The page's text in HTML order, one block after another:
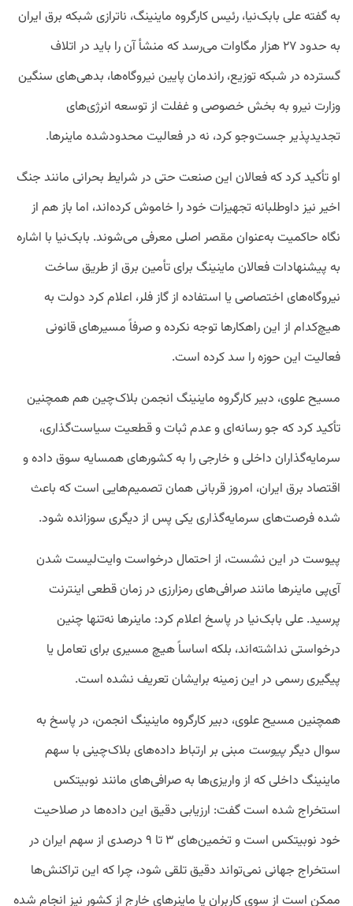
به گفته علی بابک‌نیا، رئیس کارگروه ماینینگ، ناترازی شبکه برق ایران
به حدود ۲۷ هزار مگاوات می‌رسد که منشأ آن را باید در اتلاف
گسترده در شبکه توزیع، راندمان پایین نیروگاه‌ها، بدهی‌های سنگین
وزارت نیرو به بخش خصوصی و غفلت از توسعه انرژی‌های
تجدیدپذیر جست‌وجو کرد، نه در فعالیت محدودشده ماینرها.
او تأکید کرد که فعالان این صنعت حتی در شرایط بحرانی مانند جنگ
اخیر نیز داوطلبانه تجهیزات خود را خاموش کرده‌اند، اما باز هم از
نگاه حاکمیت به‌عنوان مقصر اصلی معرفی می‌شوند. بابک‌نیا با اشاره
به پیشنهادات فعالان ماینینگ برای تأمین برق از طریق ساخت
نیروگاه‌های اختصاصی یا استفاده از گاز فلر، اعلام کرد دولت به
هیچ‌کدام از این راهکارها توجه نکرده و صرفاً مسیرهای قانونی
فعالیت این حوزه را سد کرده است.
مسیح علوی، دبیر کارگروه ماینینگ انجمن بلاک‌چین هم همچنین
تأکید کرد که جو رسانه‌ای و عدم ثبات و قطعیت سیاست‌گذاری،
سرمایه‌گذاران داخلی و خارجی را به کشورهای همسایه سوق داده و
اقتصاد برق ایران، امروز قربانی همان تصمیم‌هایی است که باعث
شده فرصت‌های سرمایه‌گذاری یکی پس از دیگری سوزانده شود.
پیوست در این نشست، از احتمال درخواست وایت‌لیست شدن
آی‌پی‌ ماینرها مانند صرافی‌های رمزارزی در زمان قطعی اینترنت
پرسید. علی بابک‌نیا در پاسخ اعلام کرد: ماینرها نه‌تنها چنین
درخواستی نداشته‌اند، بلکه اساساً هیچ مسیری برای تعامل یا
پیگیری رسمی در این زمینه برایشان تعریف نشده است.
همچنین مسیح علوی، دبیر کارگروه ماینینگ انجمن، در پاسخ به
سوال دیگرپیوست مبنی بر ارتباط داده‌های بلاک‌چینی با سهم
ماینینگ داخلی که از واریزی‌ها به صرافی‌های مانند نوبیتکس
استخراج شده است گفت: ارزیابی دقیق این داده‌ها در صلاحیت
خود نوبیتکس است و تخمین‌های ۳ تا ۹ درصدی از سهم ایران در
استخراج جهانی نمی‌تواند دقیق تلقی شود، چرا که این تراکنش‌ها
ممکن است از سوی کاربران یا ماینرهای خارج از کشور نیز انجام شده